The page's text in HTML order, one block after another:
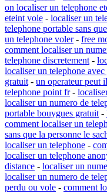
on localiser un telephone
eteint vole - localiser un
telephone portable sans
un telephone voler- free
comment localiser un
telephone discretement -
localiser un telephone avec
gratuit - un operateur peut
telephone point fr-
localiser un numero de
portable bouygues gratuit -
comment localiser un
sans que la personne le
localiser un telephone -
localiser un telephone
distance - localiser un
localiser un numero de
perdu ou vole - comment